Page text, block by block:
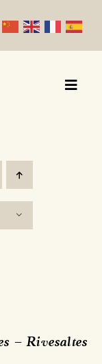
– Rivesaltes